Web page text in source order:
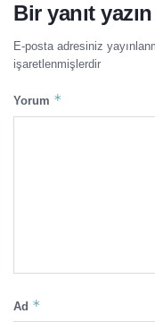
Bir yanıt yazın
E-posta adresiniz
işaretlenmişlerdir
Yorum *
Ad *